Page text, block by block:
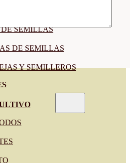
SEMILLAS
DE SEMILLAS
Y SEMILLEROS